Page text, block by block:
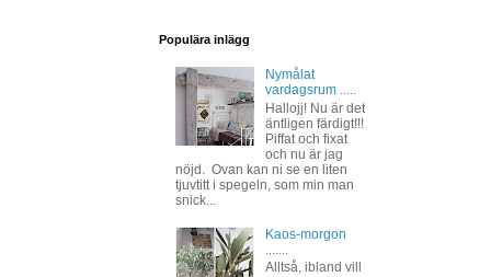
Populära inlägg
Nymålat
vardagsrum .....
Hallojj! Nu är det
äntligen färdigt!!!
Piffat och fixat
och nu är jag
nöjd. Ovan kan ni se en liten
tjuvtitt i spegeln, som min man
snick...
Kaos-morgon
Alltså, ibland vill